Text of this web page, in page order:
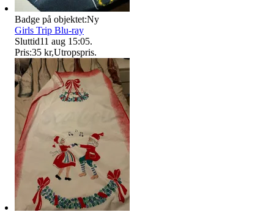
Badge på objektet:Ny
Girls Trip Blu-ray
Sluttid11 aug 15:05.
Pris:35 kr,Utropspris.